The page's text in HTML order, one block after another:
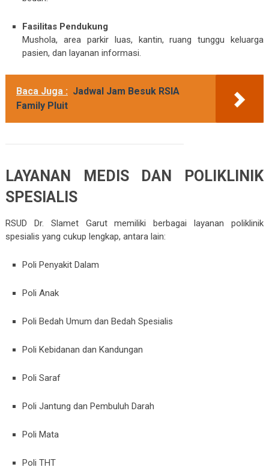
Fasilitas Pendukung
Mushola, area parkir luas, kantin, ruang tunggu keluarga
pasien, dan layanan informasi.
Baca Juga : Jadwal Jam Besuk RSIA
Family Pluit
LAYANAN MEDIS DAN POLIKLINIK
SPESIALIS
RSUD Dr. Slamet Garut memiliki berbagai layanan poliklinik
spesialis yang cukup lengkap, antara lain:
Poli Penyakit Dalam
Poli Anak
Poli Bedah Umum dan Bedah Spesialis
Poli Kebidanan dan Kandungan
Poli Saraf
Poli Jantung dan Pembuluh Darah
Poli Mata
Poli THT